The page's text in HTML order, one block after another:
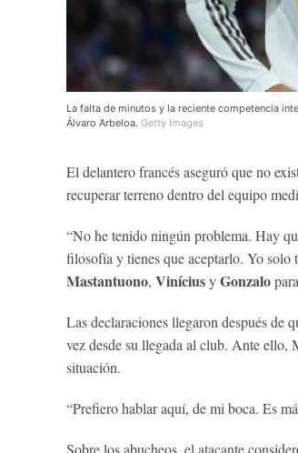
La falta de minutos y la reciente competencia
Álvaro Arbeloa. Getty Images
El delantero francés aseguró que no
recuperar terreno dentro del equipo
“No he tenido ningún problema. Hay
filosofía y tienes que aceptarlo. Yo solo
Mastantuono, ViníciusyGonzalo
Las declaraciones llegaron después de
vez desde su llegada al club. Ante ello,
situación.
“Prefiero hablar aquí, de mi boca. Es